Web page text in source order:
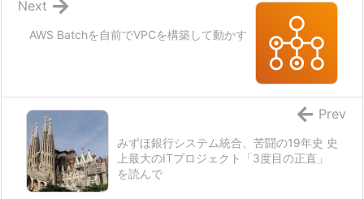
AWS Batchを自前でVPCを構築して動かす
Next
みずほ銀行システム統合、苦闘の19年史 史
上最大のITプロジェクト「3度目の正直」
を読んで
Prev